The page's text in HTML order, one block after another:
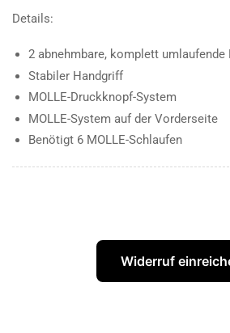
Details:
2 abnehmbare, komplett
Stabiler Handgriff
MOLLE-Druckknopf-System
MOLLE-System auf der Vorderseite
Benötigt 6 MOLLE-Schlaufen
Widerruf